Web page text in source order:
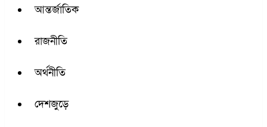
আন্তর্জাতিক
রাজনীতি
অর্থনীতি
দেশজুড়ে